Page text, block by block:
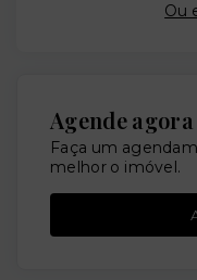
Ou
Agende
Faça um
melhor o imóvel.